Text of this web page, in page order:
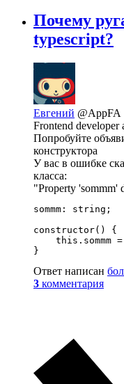
Почему
typescript?
Евгений @AppFA
Frontend developer
Попробуйте
конструктора
У вас в ошибке
класса:
"Property 'sommm'
sommm: string;
constructor() {
this.sommm
}
Ответ написан
3 комментария